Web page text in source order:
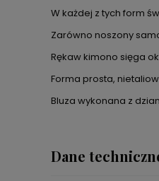
W każdej z tych form
Zarówno noszony
Rękaw kimono sięga
Forma prosta,
Bluza wykonana z
Dane